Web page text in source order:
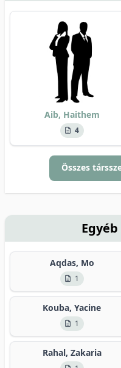
Aib, Haithem
4
Összes
Aqdas, Mo
1
Kouba, Yacine
1
Rahal, Zakaria